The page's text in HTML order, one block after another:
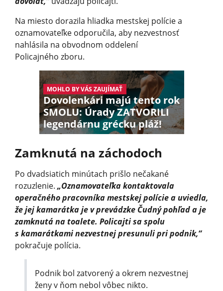
Na miesto dorazila hliadka mestskej polície a
oznamovateľke odporučila, aby nezvestnosť
nahlásila na obvodnom oddelení
Policajného zboru.
MOHLO BY VÁS ZAUJÍMAŤ
Dovolenkári majú tento rok
SMOLU: Úrady ZATVORILI
legendárnu grécku pláž!
Zamknutá na záchodoch
Po dvadsiatich minútach prišlo nečakané
rozuzlenie. „Oznamovateľka kontaktovala
operačného pracovníka mestskej polície a uviedla,
že jej kamarátka je v prevádzke Čudný pohľad a je
zamknutá na toalete. Policajti sa spolu
s kamarátkami nezvestnej presunuli pri podnik,“
pokračuje polícia.
Podnik bol zatvorený a okrem nezvestnej
ženy v ňom nebol vôbec nikto.